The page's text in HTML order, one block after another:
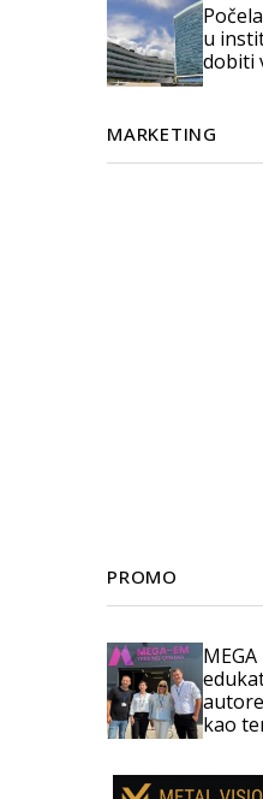
u
dobiti
MARKETING
PROMO
kao